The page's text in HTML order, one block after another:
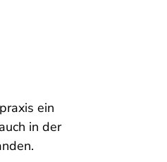
ein
in der